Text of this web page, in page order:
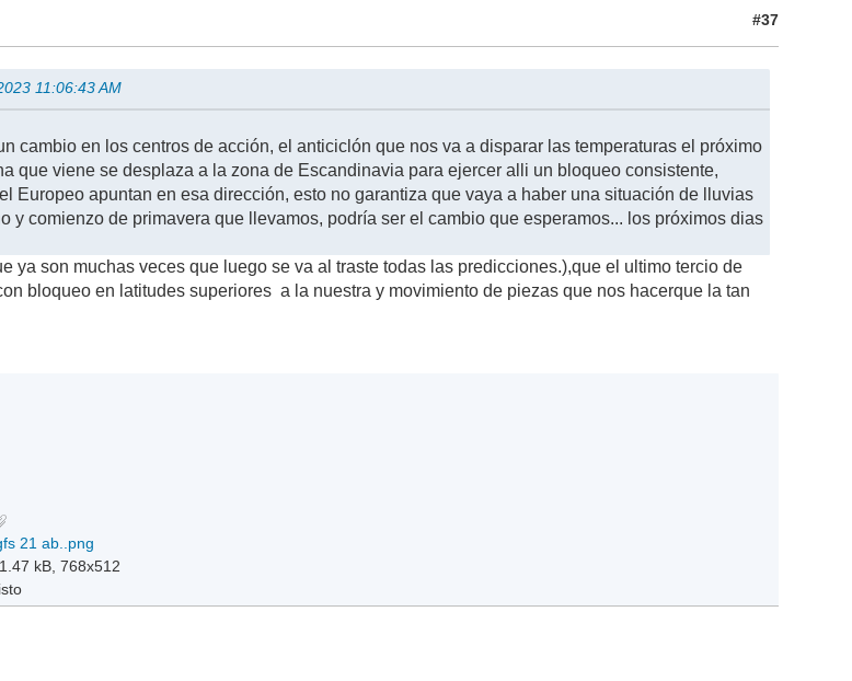
#37
11:06:43 AM
cambio en los centros de acción, el anticiclón que nos va a disparar las temperaturas el próximo
que viene se desplaza a la zona de Escandinavia para ejercer alli un bloqueo consistente,
Europeo apuntan en esa dirección, esto no garantiza que vaya a haber una situación de lluvias
y comienzo de primavera que llevamos, podría ser el cambio que esperamos... los próximos dias
ya son muchas veces que luego se va al traste todas las predicciones.),que el ultimo tercio de
bloqueo en latitudes superiores a la nuestra y movimiento de piezas que nos hacerque la tan
21 ab..png
kB, 768x512